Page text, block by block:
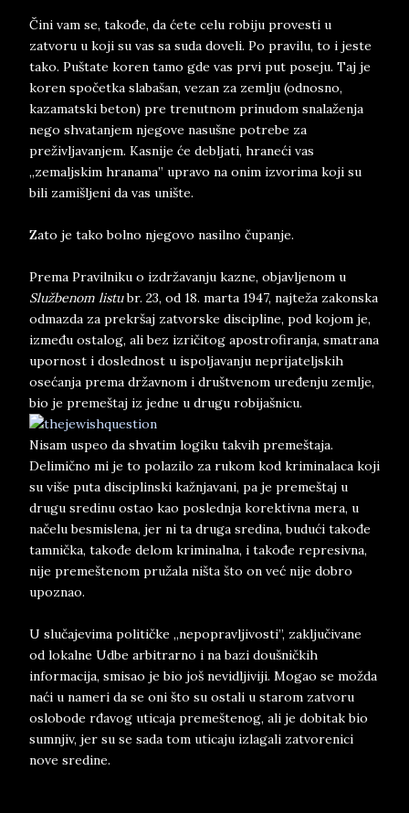
Čini vam se, takođe, da ćete celu robiju provesti u
zatvoru u koji su vas sa suda doveli. Po pravilu, to i jeste
tako. Puštate koren tamo gde vas prvi put poseju. Taj je
koren spočetka slabašan, vezan za zemlju (odnosno,
kazamatski beton) pre trenutnom prinudom snalaženja
nego shvatanjem njegove nasušne potrebe za
preživljavanjem. Kasnije će debljati, hraneći vas
„zemaljskim hranama” upravo na onim izvorima koji su
bili zamišljeni da vas unište.
Zato je tako bolno njegovo nasilno čupanje.
Prema Pravilniku o izdržavanju kazne, objavljenom u
Službenom listubr. 23, od 18. marta 1947, najteža zakonska
odmazda za prekršaj zatvorske discipline, pod kojom je,
između ostalog, ali bez izričitog apostrofiranja, smatrana
upornost i doslednost u ispoljavanju neprijateljskih
osećanja prema državnom i društvenom uređenju zemlje,
bio je premeštaj iz jedne u drugu robijašnicu.
Nisam uspeo da shvatim logiku takvih premeštaja.
Delimično mi je to polazilo za rukom kod kriminalaca koji
su više puta disciplinski kažnjavani, pa je premeštaj u
drugu sredinu ostao kao poslednja korektivna mera, u
načelu besmislena, jer ni ta druga sredina, budući takođe
tamnička, takođe delom kriminalna, i takođe represivna,
nije premeštenom pružala ništa što on već nije dobro
upoznao.
U slučajevima političke „nepopravljivosti”, zaključivane
od lokalne Udbe arbitrarno i na bazi doušničkih
informacija, smisao je bio još nevidljiviji. Mogao se možda
naći u nameri da se oni što su ostali u starom zatvoru
oslobode rđavog uticaja premeštenog, ali je dobitak bio
sumnjiv, jer su se sada tom uticaju izlagali zatvorenici
nove sredine.